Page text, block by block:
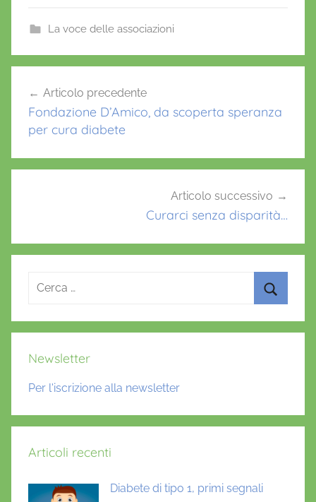
e
b
o
k
er l
s
A
p
e
st
La voce delle associazioni
articoli
Articolo precedente
Fondazione D’Amico, da scoperta speranza
per cura diabete
Articolo successivo
Curarci senza disparità…
Ricerca
Newsletter
Per l'iscrizione alla newsletter
Articoli recenti
Diabete di tipo 1, primi segnali